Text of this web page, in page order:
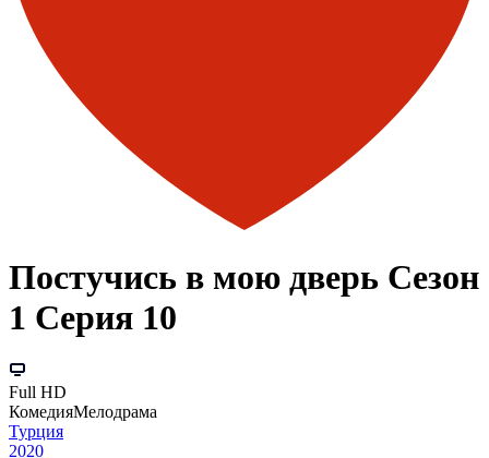
Постучись в мою дверь Сезон
1 Серия 10
Full HD
КомедияМелодрама
Турция
2020